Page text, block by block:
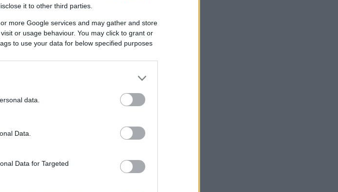
it to other third parties.
more Google services and may gather and store
or usage behaviour. You may click to grant or
to use your data for below specified purposes
data.
Data.
Data for Targeted
τηςGoogle